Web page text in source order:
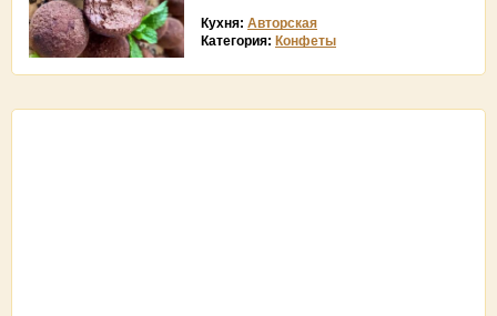
Кухня: Авторская
Категория: Конфеты